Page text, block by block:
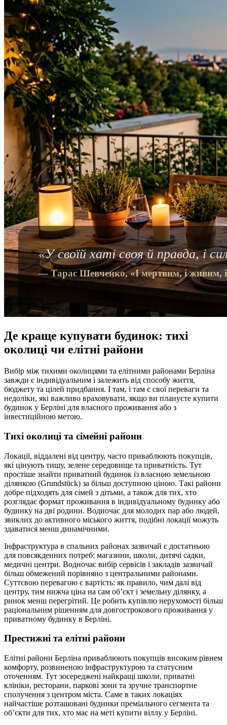
Де краще купувати будинок: тихі
околиці чи елітні райони
Вибір між тихими околицями та елітними районами Берліна
завжди є індивідуальним і залежить від способу життя,
бюджету та цілей придбання. І там, і там є свої переваги та
недоліки, які важливо враховувати, якщо ви плануєте купити
будинок у Берліні для власного проживання або з
інвестиційною метою.
Тихі околиці та сімейні райони
Локації, віддалені від центру, часто приваблюють покупців,
які цінують тишу, зелене середовище та приватність. Тут
простіше знайти приватний будинок із власною земельною
ділянкою (Grundstück) за більш доступною ціною. Такі райони
добре підходять для сімей з дітьми, а також для тих, хто
розглядає формат проживання в індивідуальному будинку або
будинку на дві родини. Водночас для молодих пар або людей,
звиклих до активного міського життя, подібні локації можуть
здаватися менш динамічними.
Інфраструктура в спальних районах зазвичай є достатньою
для повсякденних потреб: магазини, школи, дитячі садки,
медичні центри. Водночас вибір сервісів і закладів зазвичай
більш обмежений порівняно з центральними районами.
Суттєвою перевагою є вартість: як правило, чим далі від
центру, тим нижча ціна на сам об’єкт і земельну ділянку, а
ринок менш перегрітий. Це робить купівлю нерухомості більш
раціональним рішенням для довгострокового проживання у
приватному будинку в Берліні.
Престижні та елітні райони
Елітні райони Берліна приваблюють покупців високим рівнем
комфорту, розвиненою інфраструктурою та статусним
оточенням. Тут зосереджені найкращі школи, приватні
клініки, ресторани, паркові зони та зручне транспортне
сполучення з центром міста. Саме в таких локаціях
найчастіше розташовані будинки преміального сегмента та
об’єкти для тих, хто має на меті купити віллу у Берліні.